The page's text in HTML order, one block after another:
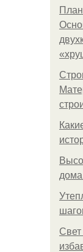
Свет